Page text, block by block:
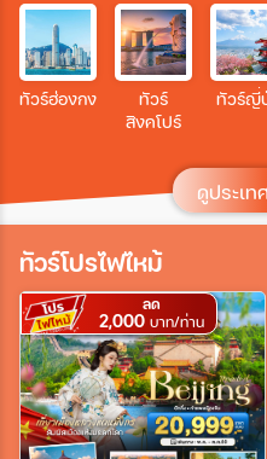
ค้นหาโป
คำค้นหา
เมือง
สายการบิน
ทัวร์ฮ่องกง
ทัวร์
สิงคโปร์
ทัวร์ญี่
ดูประเ
ทัวร์โปรไฟไหม้
ลด
2,000 บาท/ท่าน